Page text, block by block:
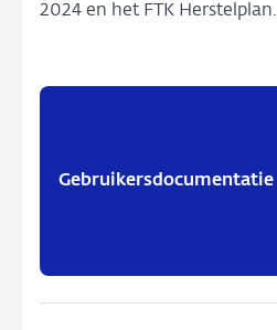
2024 en het FTK Herstelplan.
Gebruikersdocumentatie